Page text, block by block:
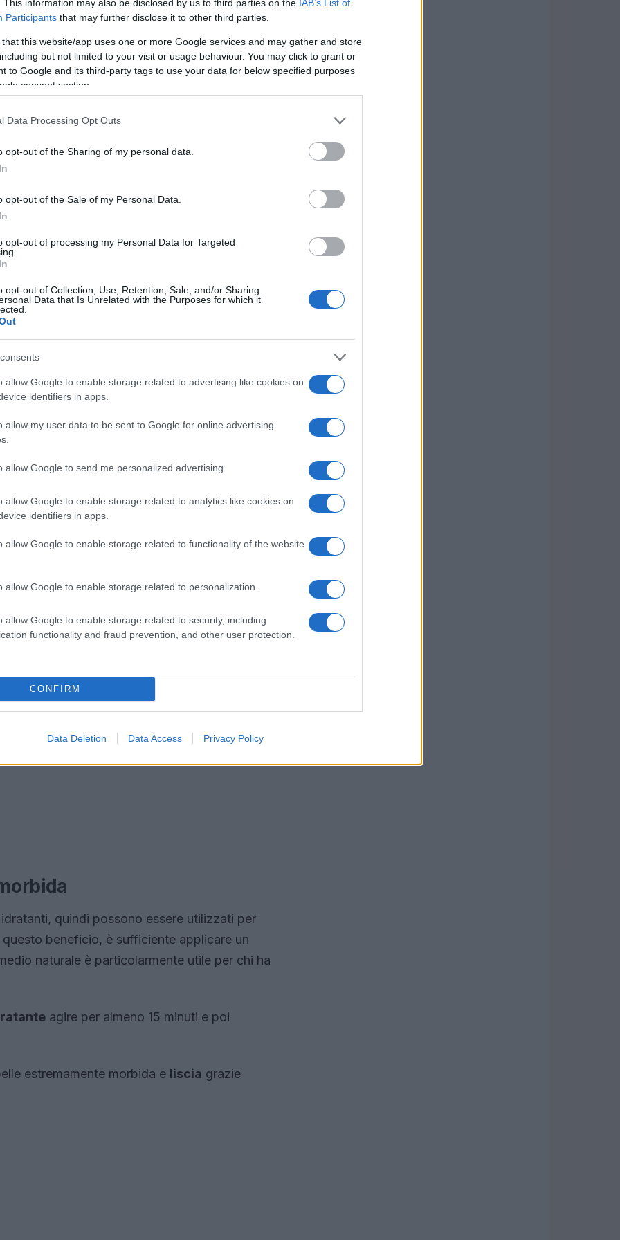
This information may also be disclosed by us to third parties on the IAB’s List of
Participants that may further disclose it to other third parties.
that this website/app uses one or more Google services and may gather and store
but not limited to your visit or usage behaviour. You may click to grant or
to Google and its third-party tags to use your data for below specified purposes
consent section.
Data Processing Opt Outs
opt-out of the Sharing of my personal data.
opt-out of the Sale of my Personal Data.
opt-out of processing my Personal Data for Targeted
opt-out of Collection, Use, Retention, Sale, and/or Sharing
Data that Is Unrelated with the Purposes for which it
allow Google to enable storage related to advertising like cookies on
identifiers in apps.
allow my user data to be sent to Google for online advertising
allow Google to send me personalized advertising.
allow Google to enable storage related to analytics like cookies on
identifiers in apps.
allow Google to enable storage related to functionality of the website
allow Google to enable storage related to personalization.
allow Google to enable storage related to security, including
functionality and fraud prevention, and other user protection.
CONFIRM
Data Deletion Data Access Privacy Policy
C, perciò possono migliorare l’aspetto
cellulare e quindi prevengono
si può quindi ridurre e prevenire la
daacne.
cellulite
di potassio, il che è benefico per il
a
diritenzione idrica. E’ evidente quindi
problemi estetici come la cellulite.
la loro stagione, ma è importante non
molti zuccheri.
quindi possono essere utilizzati per
questo beneficio, è sufficiente applicare un
naturale è particolarmente utile per chi ha
agire per almeno 15 minuti e poi
estremamente morbida e liscia grazie